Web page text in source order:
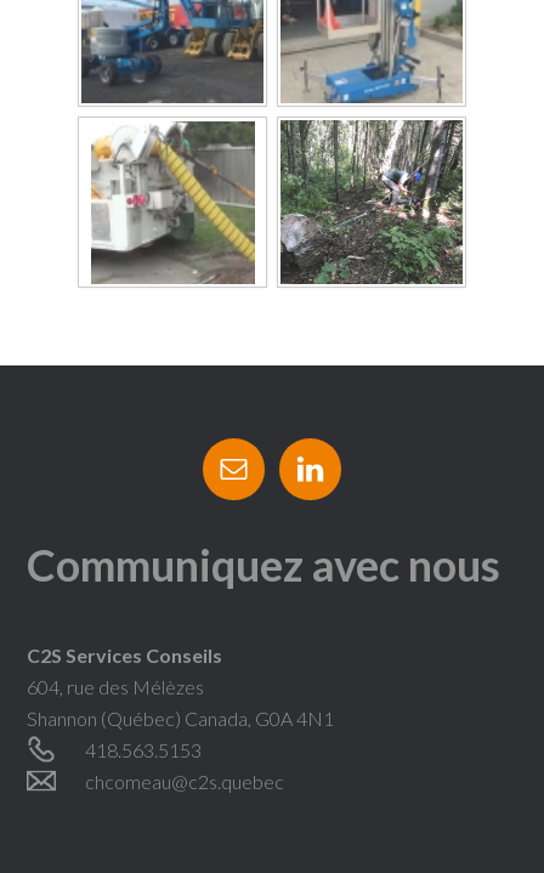
Communiquez avec nous
C2S Services Conseils
604, rue des Mélèzes
Shannon (Québec) Canada, G0A 4N1
418.563.5153
chcomeau@c2s.quebec